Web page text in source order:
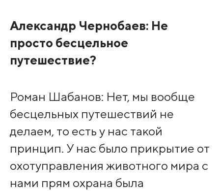
Александр Чернобаев: Не
просто бесцельное
путешествие?
Роман Шабанов: Нет, мы вообще
бесцельных путешествий не
делаем, то есть у нас такой
принцип. У нас было прикрытие от
охотуправления животного мира с
нами прям охрана была